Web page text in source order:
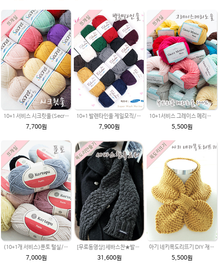
10+1 서비스 시크릿울(Secret Wool)제일모직/털실/뜨개실/뜨개질실/손뜨개실/목도리털실/뜨게실/뜨게질/세븐이지/손뜨개질실
7,700원
10+1 발렌타인울 제일모직/두꺼운 털실/굵은 뜨개실/뜨개질실/손뜨개실/목도리털실/뜨게실/뜨게질/퀸/손뜨개질실/뜨개질/손뜨개
7,900원
10+1서비스 그레이스 메리노울(Grace MerinoWool) 뜨개실 겨울 뜨개질 손뜨개(털실,뜨게질실) 뜨게실 스마일러브
5,500원
(10+1개 서비스)푼토 털실/푼토실 목도리뜨개질 부드러운실
7,000원
[무료동영상]세바스찬★발렌타인울 크리스마스선물 남여 커플 목도리 꽈배기무늬뜨기 뜨개질짜기 손뜨개만들기 왕초보 자라무늬뜨기
31,600원
아기 네키목도리뜨기 DIY 재료 패키지/쁘띠목도리/너음 미니목도리/대바늘뜨기 /네키목도리만들기,네키목도리 도안,네키 목도리뜨기,아기목도리,아기목도리뜨기
5,500원